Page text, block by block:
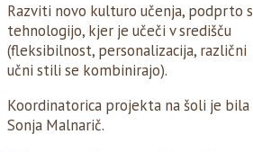
Razviti novo kulturo učenja, podprto s
tehnologijo, kjer je učeči v središču
(fleksibilnost, personalizacija, različni
učni stili se kombinirajo).
Koordinatorica projekta na šoli je bila
Sonja Malnarič.